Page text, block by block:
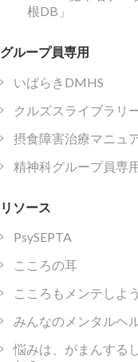
根DB」
グループ員専用
いばらきDMHS
クルズスライブラリ
摂食障害治療マニュ
精神科グループ員専
リソース
PsySEPTA
こころの耳
こころもメンテしよう
みんなのメンタルヘ
悩みは、がまんする